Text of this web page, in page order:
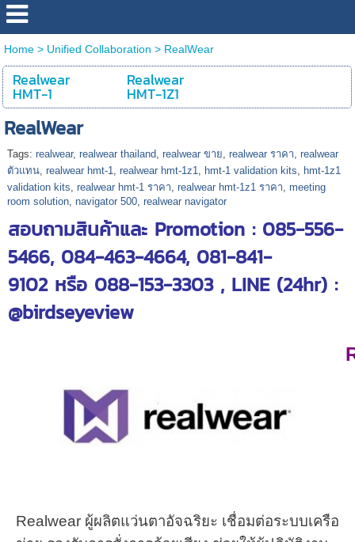
Home> Unified Collaboration > RealWear
Realwear
HMT-1
Realwear
HMT-1Z1
RealWear
Tags: realwear, realwear thailand realwear ขาย realwear ราคา realwear
ตัวแทน, realwear hmt-1 realwear hmt-1z1 hmt-1 validation kits
hmt-1z1
validation kits realwear hmt-1 ราคา realwear hmt-1z1 ราคา meeting
room solution, navigator 500, realwear navigator
สอบถามสินค้าและ Promotion : 085-556-
5466, 084-463-4664, 081-841-
9102 หรือ 088-153-3303 , LINE (24hr) :
@birdseyeview
Realwear ผู้ผลิตแว่นตาอัจฉริยะ เชื่อมต่อระบบเครือ